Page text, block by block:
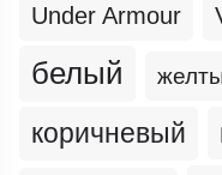
Under Armour
белый
коричневый